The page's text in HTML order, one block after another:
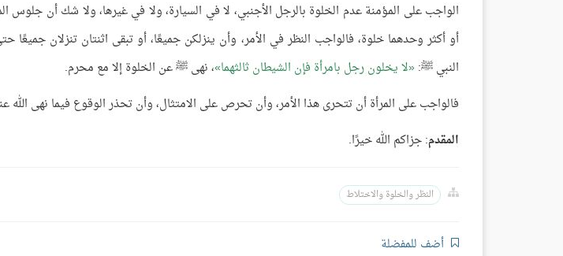
الواجب على المؤمنة عدم الخلوة بالرجل الأجنبي، لا في السيارة، ولا في غيرها، ولا شك أن جلوس
أو أكثر وحدهما خلوة، فالواجب النظر في الأمر، وأن ينزلكن جميعًا، أو تبقى اثنتان تنزلان
النبي ﷺ: لا يخلون رجل بامرأة فإن الشيطان ثالثهما ، نهى ﷺ عن الخلوة إلا مع محرم.
فالواجب على المرأة أن تتحرى هذا الأمر، وأن تحرص على الامتثال، وأن تحذر الوقوع فيما نهى الله
المقدم: جزاكم الله خيرًا.
النظر والخلوة والاختلاط
أضف للمفضلة